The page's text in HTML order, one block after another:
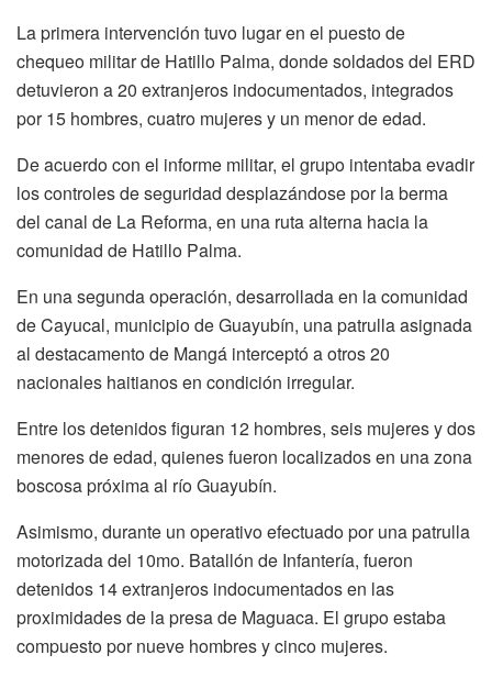
La primera intervención tuvo lugar en el puesto de
chequeo militar de Hatillo Palma, donde soldados del ERD
detuvieron a 20 extranjeros indocumentados, integrados
por 15 hombres, cuatro mujeres y un menor de edad.
De acuerdo con el informe militar, el grupo intentaba evadir
los controles de seguridad desplazándose por la berma
del canal de La Reforma, en una ruta alterna hacia la
comunidad de Hatillo Palma.
En una segunda operación, desarrollada en la comunidad
de Cayucal, municipio de Guayubín, una patrulla asignada
al destacamento de Mangá interceptó a otros 20
nacionales haitianos en condición irregular.
Entre los detenidos figuran 12 hombres, seis mujeres y dos
menores de edad, quienes fueron localizados en una zona
boscosa próxima al río Guayubín.
Asimismo, durante un operativo efectuado por una patrulla
motorizada del 10mo. Batallón de Infantería, fueron
detenidos 14 extranjeros indocumentados en las
proximidades de la presa de Maguaca. El grupo estaba
compuesto por nueve hombres y cinco mujeres.